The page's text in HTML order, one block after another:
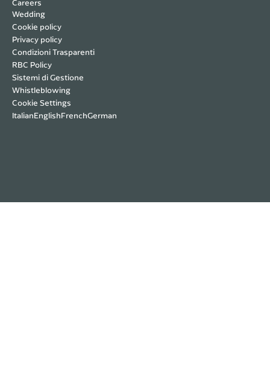
Careers
Wedding
Cookie policy
Privacy policy
Condizioni Trasparenti
RBC Policy
Sistemi di Gestione
Whistleblowing
Cookie Settings
ItalianEnglishFrenchGerman